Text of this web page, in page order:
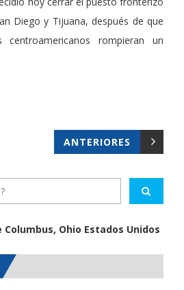
Diego y Tijuana, después de que
centroamericanos rompieran un
ANTERIORES
Ohio Estados Unidos